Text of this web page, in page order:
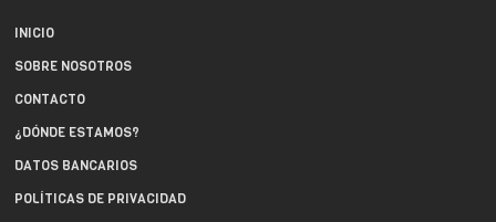
INICIO
SOBRE NOSOTROS
CONTACTO
¿DÓNDE ESTAMOS?
DATOS BANCARIOS
POLÍTICAS DE PRIVACIDAD